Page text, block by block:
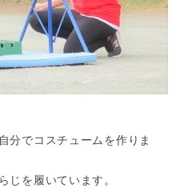
分でコスチュームを作りま
じを履いています。